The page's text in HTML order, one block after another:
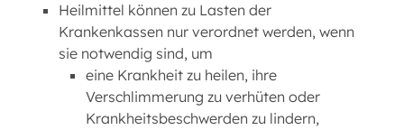
Heilmittel können zu Lasten der
Krankenkassen nur verordnet werden, wenn
sie notwendig sind, um
eine Krankheit zu heilen, ihre
Verschlimmerung zu verhüten oder
Krankheitsbeschwerden zu lindern,